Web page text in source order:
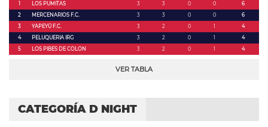
1 LOS PUMITAS 3 3 0 0
6
2
MERCENARIOS F.C. 3 3 0 0
6
3
YAPEYÚ F.C. 3 2 0 1
4
4
PELUQUERIA IRG 3 2 0 1
4
5
LOS PIBES DE COLON 3 2 0 1 4
VER TABLA
CATEGORÍA D NIGHT